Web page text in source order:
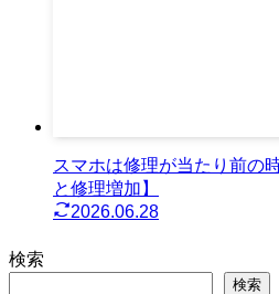
スマホは修理が当たり前の
と修理増加】
2026.06.28
検索
検索